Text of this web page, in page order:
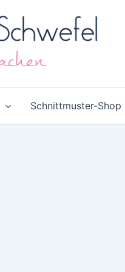
Schnittmuster-Shop